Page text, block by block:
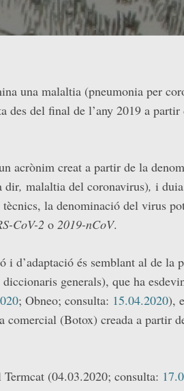
una malaltia (pneumonia per
des del final de l’any 2019 a
acrònim creat a partir de la
dir, malaltia del coronavirus), i
la denominació del virus
CoV-2 o 2019-nCoV.
i d’adaptació és semblant al de la
generals), que ha
; Obneo; consulta: 15.04.2020),
comercial (Botox) creada a partir
(04.03.2020; consulta: